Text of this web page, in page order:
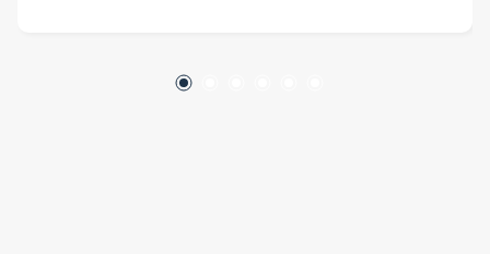
olímpica coberta e climatizada Deck molhado